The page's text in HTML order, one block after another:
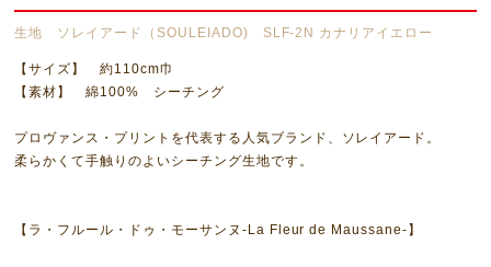
生地 ソレイアード（SOULEIADO) SLF-2N カナリアイエロー
【サイズ】 約110cm巾
【素材】 綿100% シーチング
プロヴァンス・プリントを代表する人気ブランド、ソレイアード。
柔らかくて手触りのよいシーチング生地です。
【ラ・フルール・ドゥ・モーサンヌ-La Fleur de Maussane-】